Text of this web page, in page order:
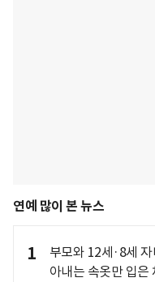
연예 많이 본 뉴스
1
부모와 12세·8세
아내는 속옷만 입